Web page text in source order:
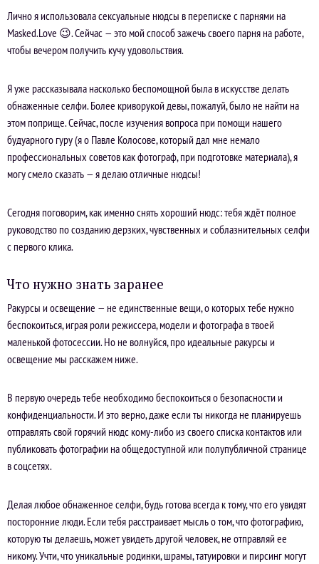
Лично я использовала сексуальные нюдсы в переписке с парнями на
Masked.Love 😉. Сейчас — это мой способ зажечь своего парня на работе,
чтобы вечером получить кучу удовольствия.
Я уже рассказывала насколько беспомощной была в искусстве делать
обнаженные селфи. Более криворукой девы, пожалуй, было не найти на
этом поприще. Сейчас, после изучения вопроса при помощи нашего
будуарного гуру (я о Павле Колосове, который дал мне немало
профессиональных советов как фотограф, при подготовке материала), я
могу смело сказать — я делаю отличные нюдсы!
Сегодня поговорим, как именно снять хороший нюдс: тебя ждёт полное
руководство по созданию дерзких, чувственных и соблазнительных селфи
с первого клика.
Что нужно знать заранее
Ракурсы и освещение — не единственные вещи, о которых тебе нужно
беспокоиться, играя роли режиссера, модели и фотографа в твоей
маленькой фотосессии. Но не волнуйся, про идеальные ракурсы и
освещение мы расскажем ниже.
В первую очередь тебе необходимо беспокоиться о безопасности и
конфиденциальности. И это верно, даже если ты никогда не планируешь
отправлять свой горячий нюдс кому-либо из своего списка контактов или
публиковать фотографии на общедоступной или полупубличной странице
в соцсетях.
Делая любое обнаженное селфи, будь готова всегда к тому, что его увидят
посторонние люди. Если тебя расстраивает мысль о том, что фотографию,
которую ты делаешь, может увидеть другой человек, не отправляй ее
никому. Учти, что уникальные родинки, шрамы, татуировки и пирсинг могут